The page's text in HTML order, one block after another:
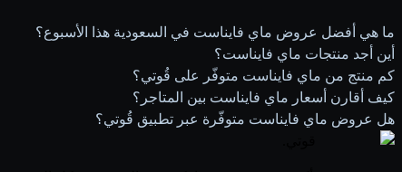
ما هي أفضل عروض ماي فايناست في السعودية هذا الأسبوع؟
أين أجد منتجات ماي فايناست؟
كم منتج من ماي فايناست متوفّر على قُوتي؟
كيف أقارن أسعار ماي فايناست بين المتاجر؟
هل عروض ماي فايناست متوفّرة عبر تطبيق قُوتي؟